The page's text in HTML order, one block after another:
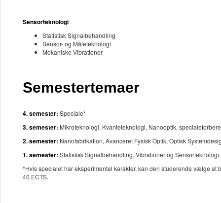
Sensorteknologi
Statistisk Signalbehandling
Sensor- og Måleteknologi
Mekaniske Vibrationer
Semestertemaer
4. semester: Speciale*
3. semester: Mikroteknologi, Kvanteteknologi, Nanooptik,
2. semester: Nanofabrikation, Avanceret Fysisk Optik, Optisk
1. semester: Statistisk Signalbehandling, Vibrationer og
*Hvis specialet har eksperimentel karakter, kan den studerende vælge
40 ECTS.